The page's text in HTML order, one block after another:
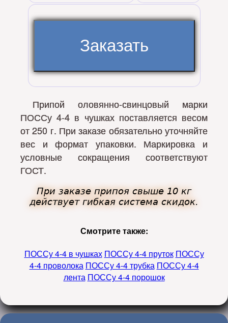
Припой оловянно-свинцовый марки
ПОССу 4-4 в чушках поставляется весом
от 250 г. При заказе обязательно уточняйте
вес и формат упаковки. Маркировка и
условные сокращения соответствуют
ГОСТ.
При заказе припоя свыше 10 кг
действует гибкая система скидок.
Смотрите также:
ПОССу 4-4 в чушках ПОССу 4-4 пруток ПОССу
4-4 проволока ПОССу 4-4 трубка ПОССу 4-4
лента ПОССу 4-4 порошок